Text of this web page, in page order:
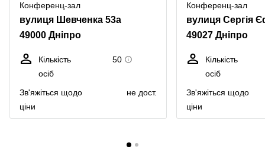
Конференц-зал
вулиця Шевченка 53a
49000 Дніпро
Кількість
осіб
50
Зв'яжіться щодо
ціни
не дост.
Конференц-зал
49027 Дніпро
Кількість
осіб
Зв'яжіться щодо
ціни